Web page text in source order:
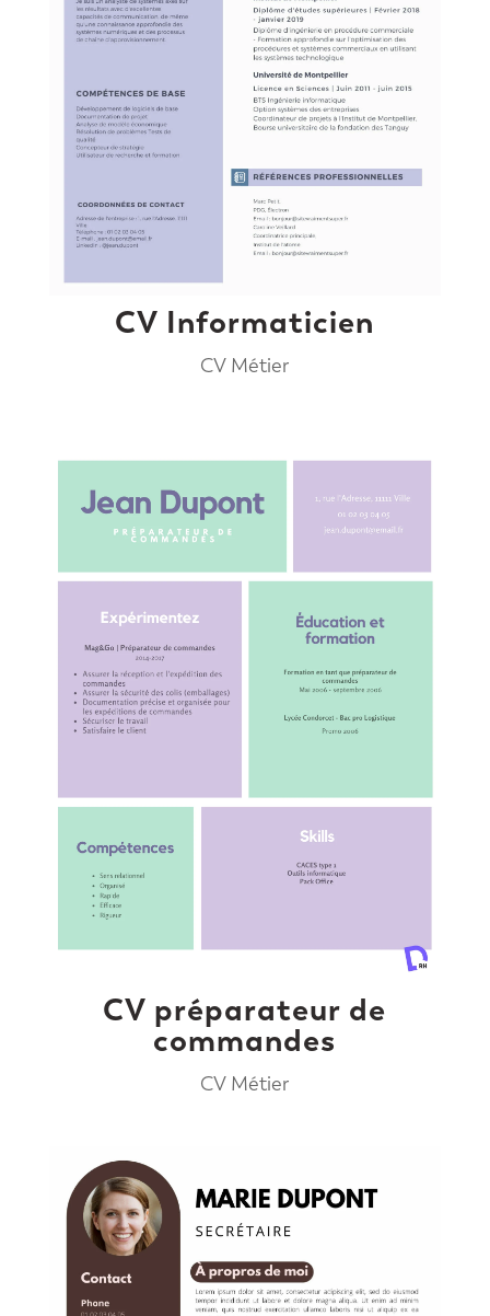
CV Informaticien
CV Métier
CV préparateur de
commandes
CV Métier